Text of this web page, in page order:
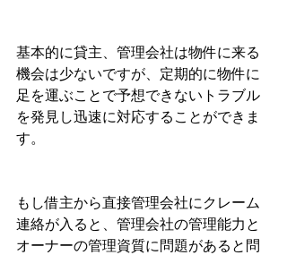
基本的に貸主、管理会社は物件に来る
機会は少ないですが、定期的に物件に
足を運ぶことで予想できないトラブル
を発見し迅速に対応することができま
す。
もし借主から直接管理会社にクレーム
連絡が入ると、管理会社の管理能力と
オーナーの管理資質に問題があると問